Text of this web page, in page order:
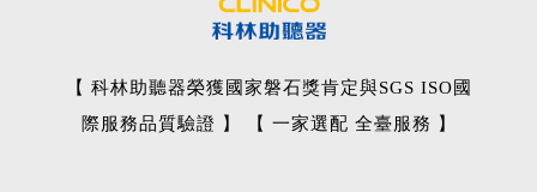
【 科林助聽器榮獲國家磐石獎肯定與SGS ISO國
際服務品質驗證 】 【 一家選配 全臺服務 】